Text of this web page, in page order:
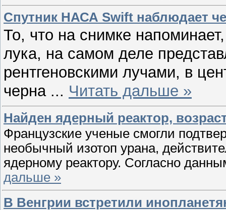
Спутник НАСА Swift наблюдает
То, что на снимке
лука, на самом деле
рентгеновскими лучами, в
черна ... Читать дальше »
Найден ядерный реактор,
Французские ученые смогли
необычный изотоп урана,
ядерному реактору. Согласно
дальше »
В Венгрии встретили